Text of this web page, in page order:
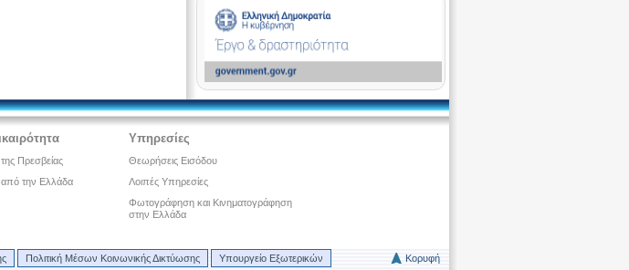
Πρεσβείας
την Ελλάδα
Υπηρεσίες
Θεωρήσεις Εισόδου
Λοιπές Υπηρεσίες
Φωτογράφηση και Κινηματογράφηση
στην Ελλάδα
Πολιτική Μέσων Κοινωνικής Δικτύωσης Υπουργείο Εξωτερικών Κορυφή